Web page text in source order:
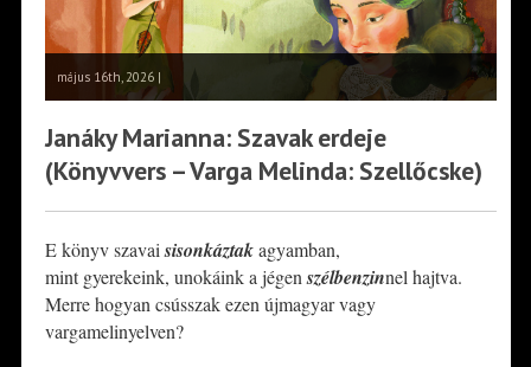
május 16th, 2026 |
Janáky Marianna: Szavak erdeje
(Könyvvers – Varga Melinda: Szellőcske)
E könyv szavaisisonkáztakagyamban,
mint gyerekeink, unokáink a jégenszélbenzinnel hajtva.
Merre hogyan csússzak ezen újmagyar vagy
vargamelinyelven?